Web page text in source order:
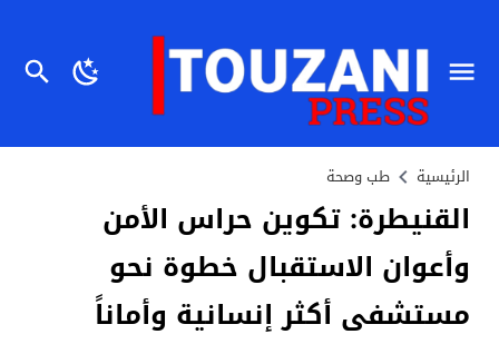
الرئيسية طب وصحة
القنيطرة: تكوين حراس الأمن
وأعوان الاستقبال خطوة نحو
مستشفى أكثر إنسانية وأماناً